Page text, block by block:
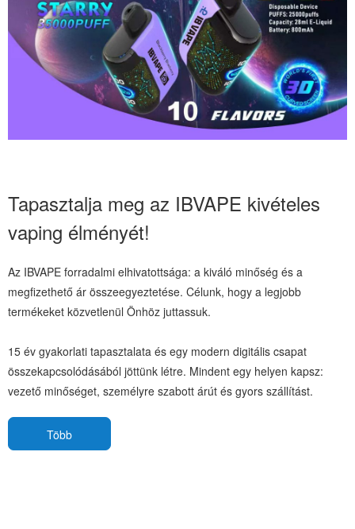
Tapasztalja meg az IBVAPE kivételes
vaping élményét!
Az IBVAPE forradalmi elhivatottsága: a kiváló minőség és a
megfizethető ár összeegyeztetése. Célunk, hogy a legjobb
termékeket közvetlenül Önhöz juttassuk.
15 év gyakorlati tapasztalata és egy modern digitális csapat
összekapcsolódásából jöttünk létre. Mindent egy helyen kapsz:
vezető minőséget, személyre szabott árút és gyors szállítást.
Több